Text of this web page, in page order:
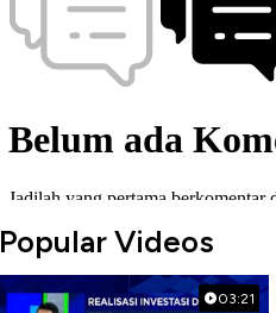
Popular Videos
03:21